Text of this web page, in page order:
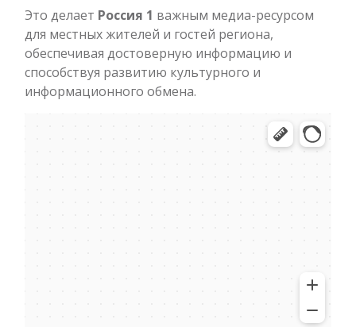
Это делает Россия 1 важным медиа-ресурсом
для местных жителей и гостей региона,
обеспечивая достоверную информацию и
способствуя развитию культурного и
информационного обмена.